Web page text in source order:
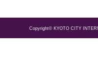
Copyright© KYOTO CITY